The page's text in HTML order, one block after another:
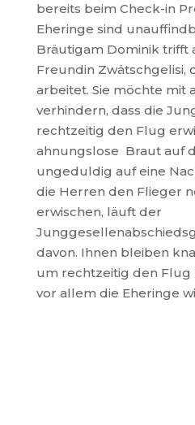
bereits beim Check-in
Eheringe sind
Bräutigam Dominik trifft
Freundin Zwätschgelisi,
arbeitet. Sie möchte mit
verhindern, dass die
rechtzeitig den Flug
ahnungslose Braut auf
ungeduldig auf eine
die Herren den Flieger
erwischen, läuft der
davon. Ihnen bleiben
um rechtzeitig den Flug
vor allem die Eheringe